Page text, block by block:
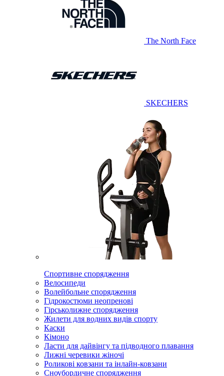
The North Face
SKECHERS
Спортивне спорядження
Велосипеди
Волейбольне спорядження
Гідрокостюми неопренові
Гірськолижне спорядження
Жилети для водних видів спорту
Каски
Кімоно
Ласти для дайвінгу та підводного плавання
Лижні черевики жіночі
Роликові ковзани та інлайн-ковзани
Сноубордичне спорядження